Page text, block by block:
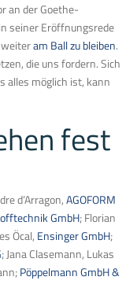
an der Goethe-
seiner Eröffnungsrede
am Ball zu bleiben.
die uns fordern. Sich
alles möglich ist, kann
fest
d’Arragon,AGOFORM
GmbH; Florian
Öcal, Ensinger GmbH;
; Jana Clasemann, Lukas
Pöppelmann GmbH &